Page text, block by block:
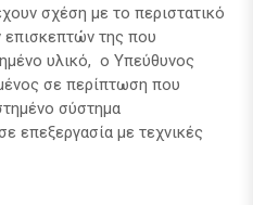
σχέση με το περιστατικό
της που
υλικό, ο Υπεύθυνος
σε περίπτωση που
σύστημα
επεξεργασία με τεχνικές